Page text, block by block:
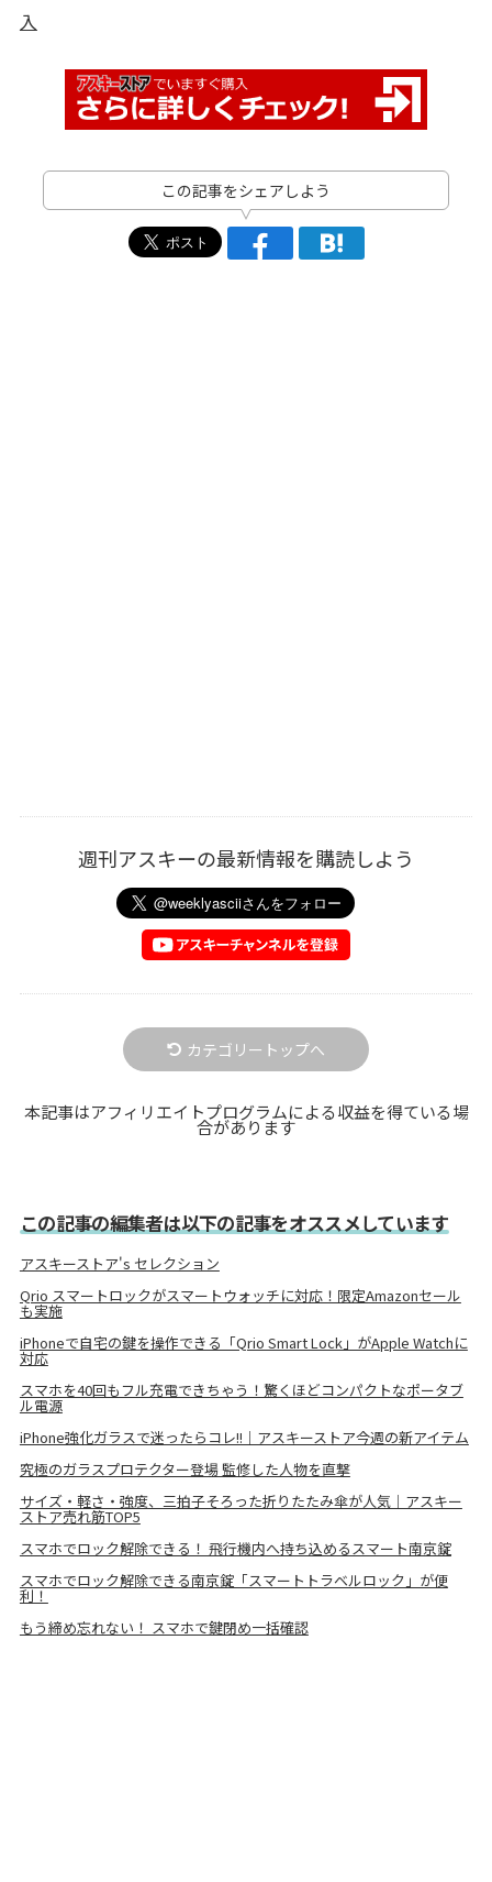
入
この記事をシェアしよう
週刊アスキーの最新情報を購読しよう
カテゴリートップへ
本記事はアフィリエイトプログラムによる収益を得ている場
合があります
この記事の編集者は以下の記事をオススメしています
アスキーストア's セレクション
Qrio スマートロックがスマートウォッチに対応！限定Amazonセール
も実施
iPhoneで自宅の鍵を操作できる「Qrio Smart Lock」がApple Watchに
対応
スマホを40回もフル充電できちゃう！驚くほどコンパクトなポータブ
ル電源
iPhone強化ガラスで迷ったらコレ!!｜アスキーストア今週の新アイテム
究極のガラスプロテクター登場 監修した人物を直撃
サイズ・軽さ・強度、三拍子そろった折りたたみ傘が人気｜アスキー
ストア売れ筋TOP5
スマホでロック解除できる！ 飛行機内へ持ち込めるスマート南京錠
スマホでロック解除できる南京錠「スマートトラベルロック」が便
利！
もう締め忘れない！ スマホで鍵閉め一括確認